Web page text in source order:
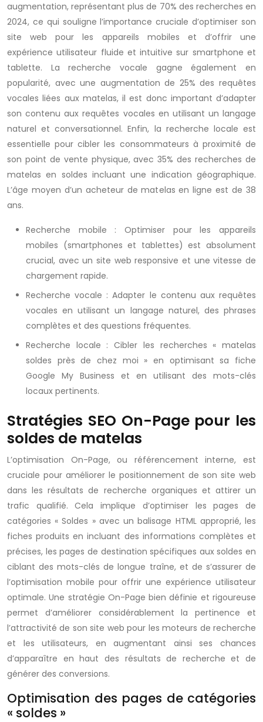
augmentation, représentant plus de 70% des recherches en
2024, ce qui souligne l’importance cruciale d’optimiser son
site web pour les appareils mobiles et d’offrir une
expérience utilisateur fluide et intuitive sur smartphone et
tablette. La recherche vocale gagne également en
popularité, avec une augmentation de 25% des requêtes
vocales liées aux matelas, il est donc important d’adapter
son contenu aux requêtes vocales en utilisant un langage
naturel et conversationnel. Enfin, la recherche locale est
essentielle pour cibler les consommateurs à proximité de
son point de vente physique, avec 35% des recherches de
matelas en soldes incluant une indication géographique.
L’âge moyen d’un acheteur de matelas en ligne est de 38
ans.
Recherche mobile : Optimiser pour les appareils
mobiles (smartphones et tablettes) est absolument
crucial, avec un site web responsive et une vitesse de
chargement rapide.
Recherche vocale : Adapter le contenu aux requêtes
vocales en utilisant un langage naturel, des phrases
complètes et des questions fréquentes.
Recherche locale : Cibler les recherches « matelas
soldes près de chez moi » en optimisant sa fiche
Google My Business et en utilisant des mots-clés
locaux pertinents.
Stratégies SEO On-Page pour les
soldes de matelas
L’optimisation On-Page, ou référencement interne, est
cruciale pour améliorer le positionnement de son site web
dans les résultats de recherche organiques et attirer un
trafic qualifié. Cela implique d’optimiser les pages de
catégories « Soldes » avec un balisage HTML approprié, les
fiches produits en incluant des informations complètes et
précises, les pages de destination spécifiques aux soldes en
ciblant des mots-clés de longue traîne, et de s’assurer de
l’optimisation mobile pour offrir une expérience utilisateur
optimale. Une stratégie On-Page bien définie et rigoureuse
permet d’améliorer considérablement la pertinence et
l’attractivité de son site web pour les moteurs de recherche
et les utilisateurs, en augmentant ainsi ses chances
d’apparaître en haut des résultats de recherche et de
générer des conversions.
Optimisation des pages de catégories
« soldes »